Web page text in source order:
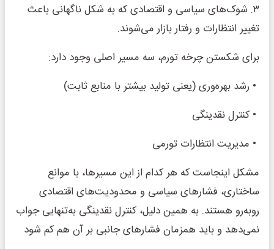
۳. شوک‌های سیاسی و اقتصادی که به شکل ناگهانی باعث
تغییر انتظارات و رفتار بازار می‌شوند.
برای شکستن چرخه تورم، سه مسیر اصلی وجود دارد:
• رشد بهره‌وری (یعنی تولید بیشتر با منابع ثابت)
• کنترل نقدینگی
• مدیریت انتظارات تورمی
مشکل اینجاست که هر کدام از این مسیرها، با موانع
ساختاری، فشارهای سیاسی و محدودیت‌های اقتصادی
روبه‌رو هستند. به همین دلیل، کنترل نقدینگی به‌تنهایی جواب
نمی‌دهد و باید همزمان فشارهای جانبی بر آن هم کم شود